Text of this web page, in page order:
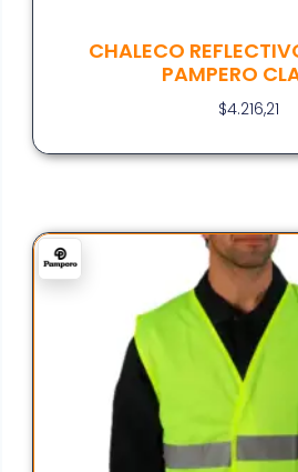
CHALECO
PAMPERO
$4.216,21